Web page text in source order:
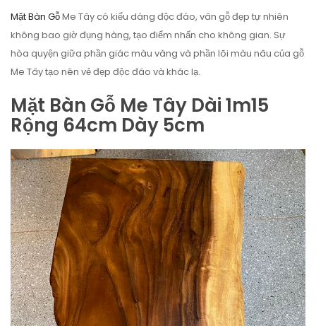
Mặt Bàn GỗMe Tây có kiểu dáng độc đáo, vân gỗ đẹp tự nhiên
không bao giờ đụng hàng, tạo điểm nhấn cho không gian. Sự
hòa quyện giữa phần giác màu vàng và phần lõi màu nâu của gỗ
Me Tây tạo nên vẻ đẹp độc đáo và khác lạ.
Mặt Bàn Gỗ Me Tây Dài 1m15
Rộng 64cm Dày 5cm